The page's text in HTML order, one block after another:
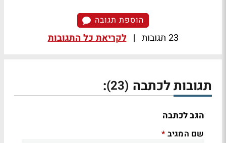
הוספת תגובה
23 תגובות | לקריאת כל התגובות
תגובות לכתבה (23)
:
הגב לכתבה
שם המגיב *